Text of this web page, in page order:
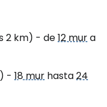
2 km) - de12 mura
- 18 mur hasta24